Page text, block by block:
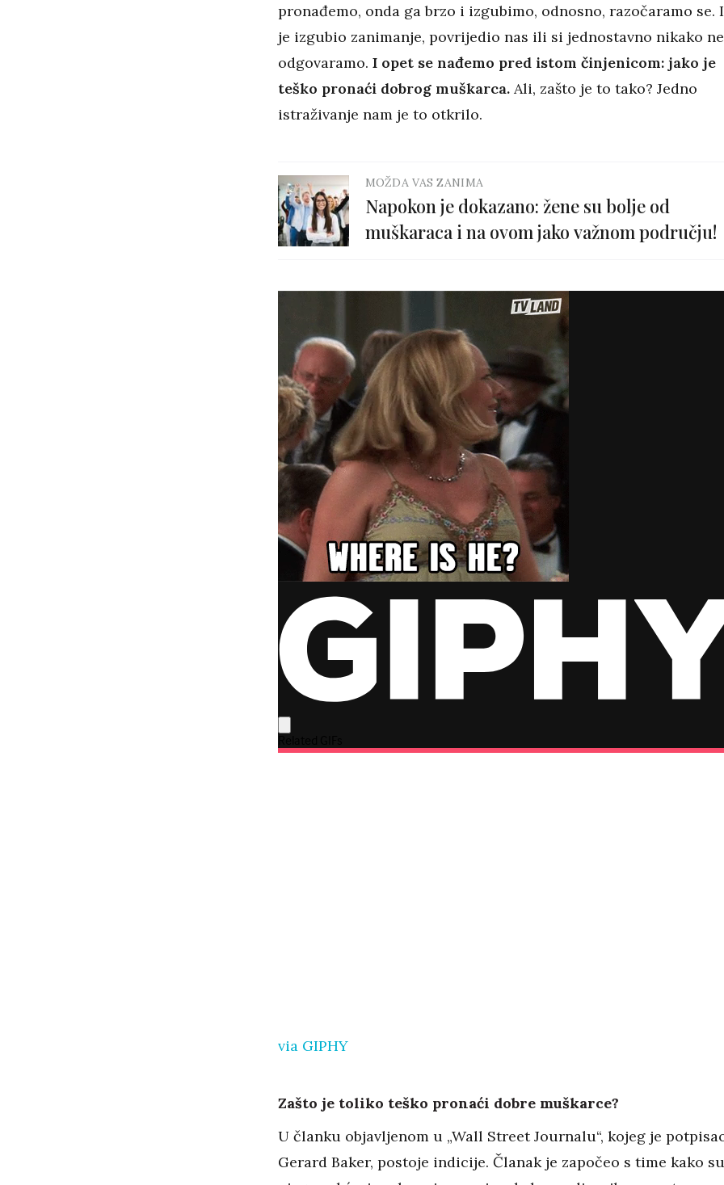
pronađemo, onda ga brzo i izgubimo, odnosno, razočaramo se.
je izgubio zanimanje, povrijedio nas ili si jednostavno nikako ne
odgovaramo. I opet se nađemo pred istom činjenicom: jako je
teško pronaći dobrog muškarca.Ali, zašto je to tako? Jedno
istraživanje nam je to otkrilo.
MOŽDA VAS ZANIMA
Napokon je dokazano: žene su bolje od
muškaraca i na ovom jako važnom području!
via GIPHY
Zašto je toliko teško pronaći dobre muškarce?
U članku objavljenom u „Wall Street Journalu“, kojeg je
Gerard Baker, postoje indicije. Članak je započeo s time kako su